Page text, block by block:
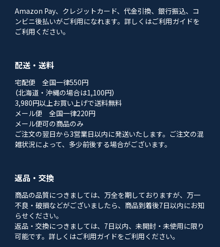
Amazon Pay、クレジットカード、代金引換、銀行振込、コ
ンビニ後払いがご利用になれます。詳しくはご利用ガイドを
ご利用ください。
配送・送料
宅配便 全国一律550円
（北海道・沖縄の場合は1,100円）
3,980円以上お買い上げで送料無料
メール便 全国一律220円
メール便可の商品のみ
ご注文の翌日から3営業日以内に発送いたします。ご注文の混
雑状況によって、多少前後する場合がございます。
返品・交換
商品の品質につきましては、万全を期しておりますが、万一
不良・破損などがございましたら、商品到着後7日以内にお知
らせください。
返品・交換につきましては、7日以内、未開封・未使用に限り
可能です。詳しくはご利用ガイドをご利用ください。